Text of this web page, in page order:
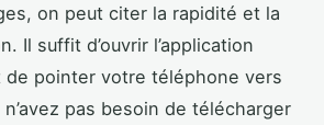
on peut citer la rapidité et la
Il suffit d’ouvrir l’application
de pointer votre téléphone vers
n’avez pas besoin de télécharger